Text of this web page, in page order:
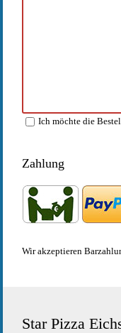
Ich möchte die
Zahlung
Wir akzeptieren
Star Pizza